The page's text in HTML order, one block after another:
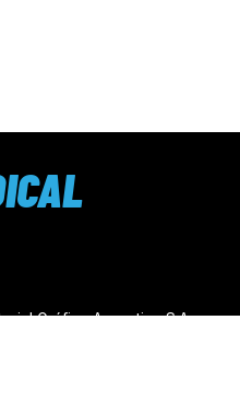
Gráfica Argentina S.A.